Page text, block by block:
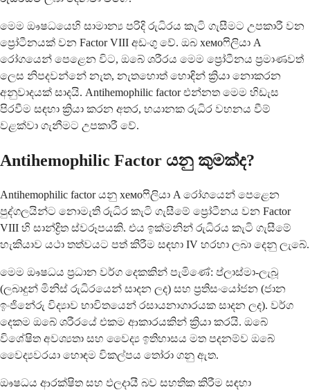
මෙම ඖෂධයෙහි සාමාන්‍ය පරිදි රුධිරය කැටි ගැසීමට උපකාරී වන
ප්‍රෝටීනයක් වන Factor VIII අඩංගු වේ. ඔබ хемоෆිලියා A
රෝගයෙන් පෙළෙන විට, ඔබේ ශරීරය මෙම ප්‍රෝටීනය ප්‍රමාණවත්
ලෙස නිපදවන්නේ නැත, නැතහොත් හොඳින් ක්‍රියා නොකරන
අනුවාදයක් සාදයි. Antihemophilic factor එන්නත මෙම හිඩැස
පිරවීම සඳහා ක්‍රියා කරන අතර, භයානක රුධිර වහනය වීම්
වළක්වා ගැනීමට උපකාරී වේ.
Antihemophilic Factor යනු කුමක්ද?
Antihemophilic factor යනු хемоෆිලියා A රෝගයෙන් පෙළෙන
පුද්ගලයින්ට නොමැති රුධිර කැටි ගැසීමේ ප්‍රෝටීනය වන Factor
VIII හි සාන්ද්‍රිත ස්වරූපයකි. එය ඉක්මනින් රුධිරය කැටි ගැසීමේ
හැකියාව යථා තත්වයට පත් කිරීම සඳහා IV හරහා ලබා දෙනු ලැබේ.
මෙම ඖෂධය ප්‍රධාන වර්ග දෙකකින් පැමිණේ: ප්ලාස්මා-ලැබූ
(ලබාදුන් මිනිස් රුධිරයෙන් සාදන ලද) සහ ප්‍රතිසංයෝජන (ජාන
ඉංජිනේරු විද්‍යාව භාවිතයෙන් රසායනාගාරයක සාදන ලද). වර්ග
දෙකම ඔබේ ශරීරයේ එකම ආකාරයකින් ක්‍රියා කරයි. ඔබේ
විශේෂිත අවශ්‍යතා සහ වෛද්‍ය ඉතිහාසය මත පදනම්ව ඔබේ
වෛද්‍යවරයා හොඳම විකල්පය තෝරා ගනු ඇත.
ඖෂධය ආරක්ෂිත සහ ඵලදායී බව සහතික කිරීම සඳහා